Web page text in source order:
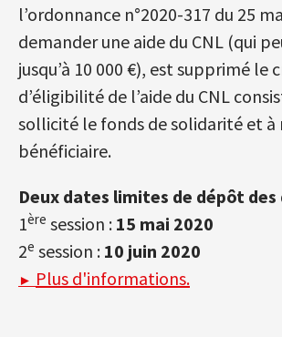
l’ordonnance n°2020-317 du 25
demander une aide du CNL (qui
jusqu’à 10 000 €), est supprimé le
d’éligibilité de l’aide du CNL
sollicité le fonds de solidarité et à
bénéficiaire.
Deux dates limites de dépôt des
1ère session : 15 mai 2020
2e session : 10 juin 2020
► Plus d'informations.